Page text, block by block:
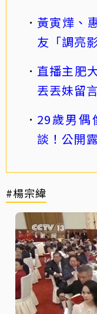
黃寅燁、
友「調亮
直播主肥
丟丟妹留
29歲男偶
談！公開
#楊宗緯